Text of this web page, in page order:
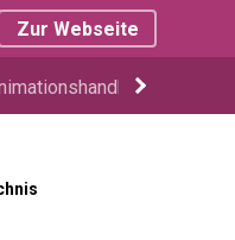
Zur Webseite